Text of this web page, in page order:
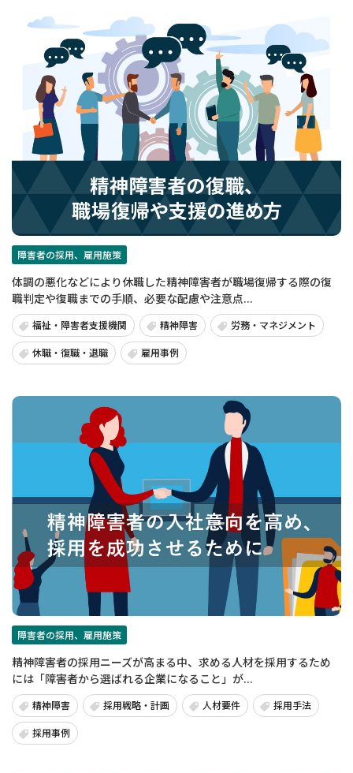
障害者の採用、雇用施策
体調の悪化などにより休職した精神障害者が職場復帰する際の復
職判定や復職までの手順、必要な配慮や注意点...
福祉・障害者支援機関 精神障害 労務・マネジメント
休職・復職・退職 雇用事例
障害者の採用、雇用施策
精神障害者の採用ニーズが高まる中、求める人材を採用するため
には「障害者から選ばれる企業になること」が...
精神障害 採用戦略・計画 人材要件 採用手法
採用事例